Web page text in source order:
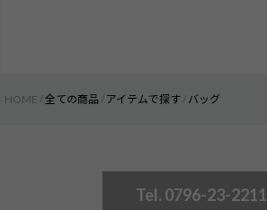
HOME 全ての商品 アイテムで探す バッグ
Tel. 0796-23-2211